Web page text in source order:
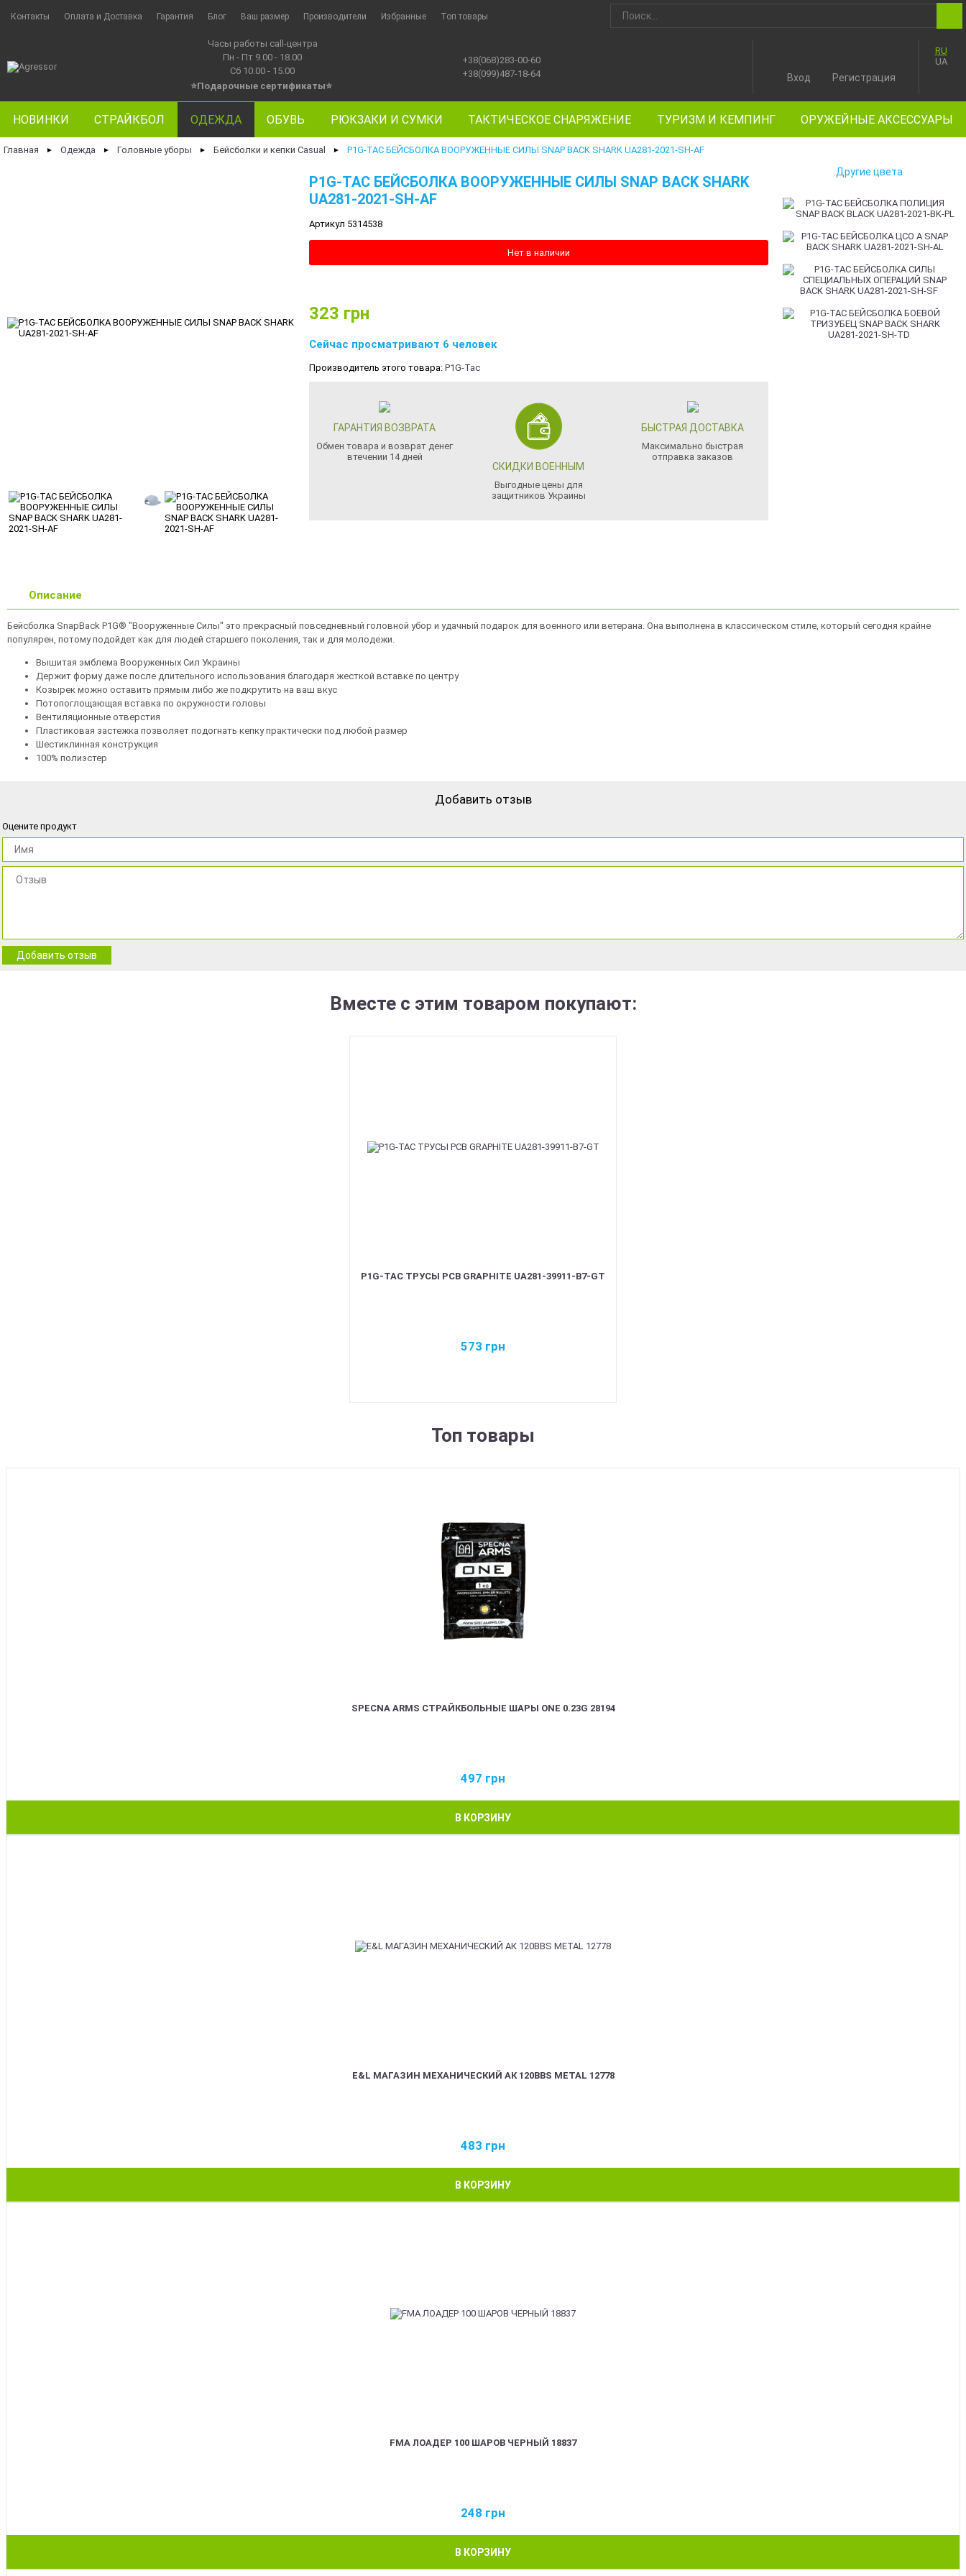
Контакты Оплата и Доставка Гарантия Блог Ваш размер Производители Избранные Топ товары
Часы работы call-центра
Пн - Пт 9.00 - 18.00
Сб 10.00 - 15.00
⭐Подарочные сертификаты⭐
+38(068)283-00-60
+38(099)487-18-64
RU
UA
Вход Регистрация
НОВИНКИ СТРАЙКБОЛ ОДЕЖДА ОБУВЬ РЮКЗАКИ И СУМКИ ТАКТИЧЕСКОЕ СНАРЯЖЕНИЕ ТУРИЗМ И КЕМПИНГ ОРУЖЕЙНЫЕ АКСЕССУАРЫ
Главная ► Одежда ► Головные уборы ► Бейсболки и кепки Casual ► P1G-TAC БЕЙСБОЛКА ВООРУЖЕННЫЕ СИЛЫ SNAP BACK SHARK UA281-2021-SH-AF
P1G-TAC БЕЙСБОЛКА ВООРУЖЕННЫЕ СИЛЫ SNAP BACK SHARK
UA281-2021-SH-AF
Артикул 5314538
Нет в наличии
323 грн
Сейчас просматривают 6 человек
Производитель этого товара: P1G-Tac
ГАРАНТИЯ ВОЗВРАТА
Обмен товара и возврат денег
втечении 14 дней
СКИДКИ ВОЕННЫМ
Выгодные цены для
защитников Украины
БЫСТРАЯ ДОСТАВКА
Максимально быстрая
отправка заказов
Другие цвета
Описание
Бейсболка SnapBack P1G® "Вооруженные Силы" это прекрасный повседневный головной убор и удачный подарок для военного или ветерана. Она выполнена в классическом стиле, который сегодня крайне
популярен, потому подойдет как для людей старшего поколения, так и для молодежи.
Вышитая эмблема Вооруженных Сил Украины
Держит форму даже после длительного использования благодаря жесткой вставке по центру
Козырек можно оставить прямым либо же подкрутить на ваш вкус
Потопоглощающая вставка по окружности головы
Вентиляционные отверстия
Пластиковая застежка позволяет подогнать кепку практически под любой размер
Шестиклинная конструкция
100% полиэстер
Добавить отзыв
Оцените продукт
Добавить отзыв
Вместе с этим товаром покупают:
P1G-TAC ТРУСЫ PCB GRAPHITE UA281-39911-B7-GT
573 грн
Топ товары
SPECNA ARMS СТРАЙКБОЛЬНЫЕ ШАРЫ ONE 0.23G 28194
497 грн
В КОРЗИНУ
E&L МАГАЗИН МЕХАНИЧЕСКИЙ АК 120BBS METAL 12778
483 грн
В КОРЗИНУ
FMA ЛОАДЕР 100 ШАРОВ ЧЕРНЫЙ 18837
248 грн
В КОРЗИНУ